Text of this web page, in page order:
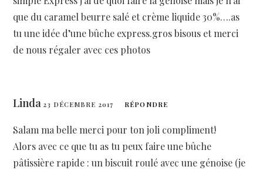
que du caramel beurre salé et crème liquide 30%….as
tu une idée d’une bûche express.gros bisous et merci
de nous régaler avec ces photos
Linda23 DÉCEMBRE 2017 RÉPONDRE
Salam ma belle merci pour ton joli compliment!
Alors avec ce que tu as tu peux faire une bûche
pâtissière rapide : un biscuit roulé avec une génoise (je